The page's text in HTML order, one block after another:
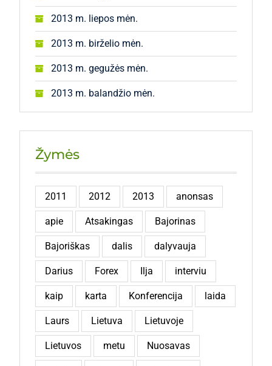
2013 m. liepos mėn.
2013 m. birželio mėn.
2013 m. gegužės mėn.
2013 m. balandžio mėn.
Žymės
2011 2012 2013 anonsas
apie Atsakingas Bajorinas
Bajoriškas dalis dalyvauja
Darius Forex Ilja interviu
kaip karta Konferencija laida
Laurs Lietuva Lietuvoje
Lietuvos metu Nuosavas